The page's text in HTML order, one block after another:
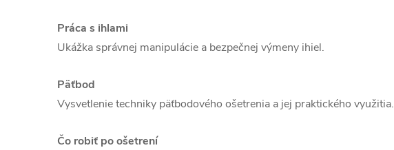
Práca s ihlami
Ukážka správnej manipulácie a bezpečnej výmeny ihiel.
Päťbod
Vysvetlenie techniky päťbodového ošetrenia a jej praktického využitia.
Čo robiť po ošetrení